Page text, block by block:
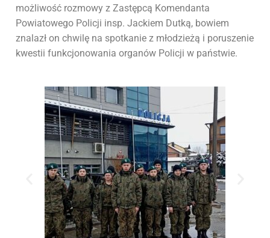
możliwość rozmowy z Zastępcą Komendanta
Powiatowego Policji insp. Jackiem Dutką, bowiem
znalazł on chwilę na spotkanie z młodzieżą i poruszenie
kwestii funkcjonowania organów Policji w państwie.